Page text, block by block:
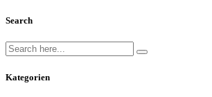
Search
Kategorien